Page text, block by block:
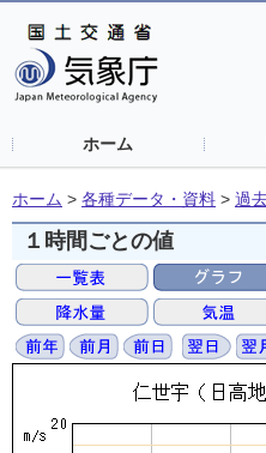
ホーム
ホーム > 各種データ・資料 > 過
１時間ごとの値